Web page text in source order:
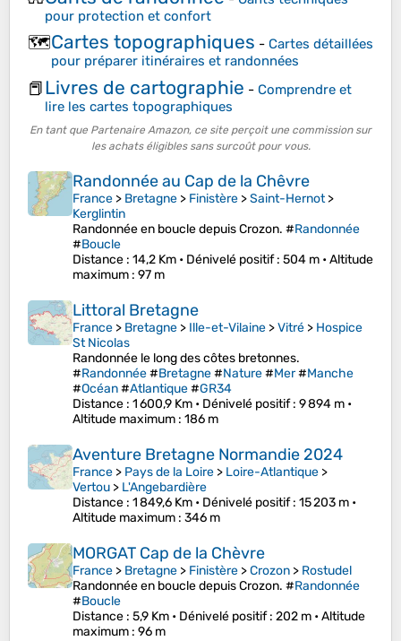
pour protection et confort
🗺️Cartes topographiques - Cartes détaillées
pour préparer itinéraires et randonnées
📕Livres de cartographie - Comprendre et
lire les cartes topographiques
En tant que Partenaire Amazon, ce site perçoit une commission sur
les achats éligibles sans surcoût pour vous.
Randonnée au Cap de la Chêvre
France > Bretagne > Finistère >Saint-Hernot>
Kerglintin
Randonnée en boucle depuis Crozon. #Randonnée
#Boucle
Distance : 14,2 Km • Dénivelé positif: 504 m •Altitude
maximum : 97 m
Littoral Bretagne
France > Bretagne > Ille-et-Vilaine >Vitré > Hospice
St Nicolas
Randonnée le long des côtes bretonnes.
#Randonnée#Bretagne#Nature#Mer#Manche
#Océan#Atlantique#GR34
Distance : 1 600,9 Km • Dénivelé positif: 9 894 m •
Altitude maximum : 186 m
Aventure Bretagne Normandie 2024
France > Pays de la Loire > Loire-Atlantique >
Vertou > L'Angebardière
Distance : 1 849,6 Km • Dénivelé positif: 15 203 m •
Altitude maximum : 346 m
MORGAT Cap de la Chèvre
France > Bretagne > Finistère >Crozon > Rostudel
Randonnée en boucle depuis Crozon. #Randonnée
#Boucle
Distance : 5,9 Km • Dénivelé positif: 202 m •Altitude
maximum : 96 m